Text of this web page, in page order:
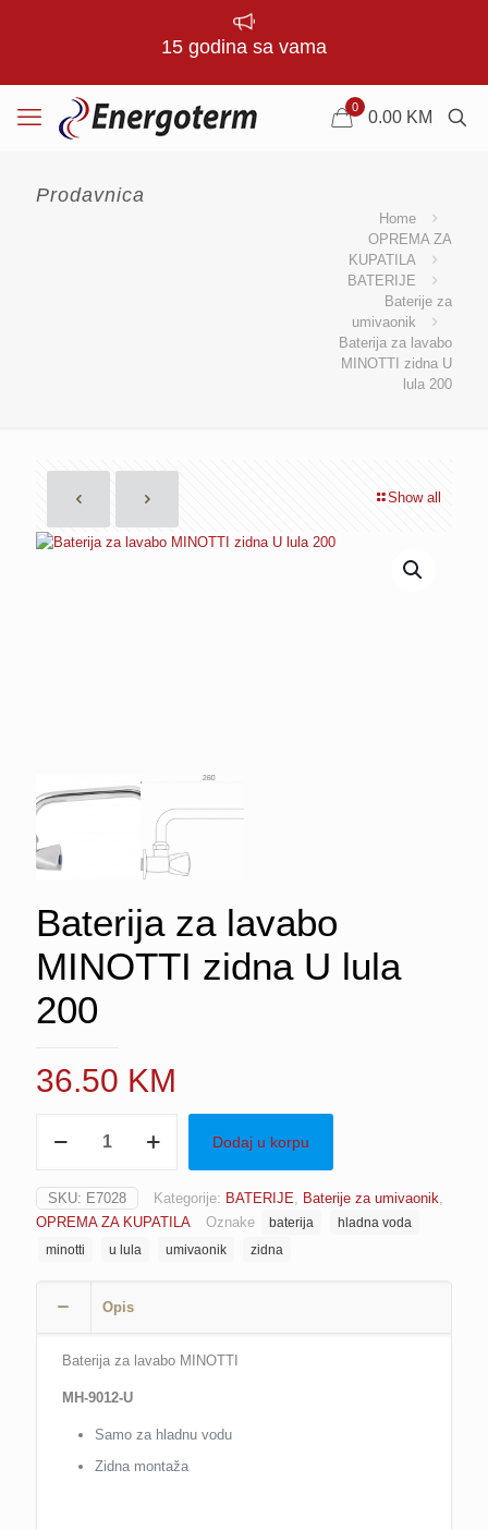
15 godina sa vama
0
0.00 KM
Prodavnica
Home
OPREMA ZA
KUPATILA
BATERIJE
Baterije za
umivaonik
Baterija za lavabo
MINOTTI zidna U
lula 200
Show all
Baterija za lavabo
MINOTTI zidna U lula
200
36.50 KM
MINOTTI
zidna
U
lula
Dodaj u korpu
SKU: E7028 Kategorije: BATERIJE Baterije za umivaonik
OPREMA ZA KUPATILA
Oznake baterija
hladna voda
minotti
u lula umivaonik zidna
Opis
Baterija za lavabo MINOTTI
MH-9012-U
Samo za hladnu vodu
Zidna montaža